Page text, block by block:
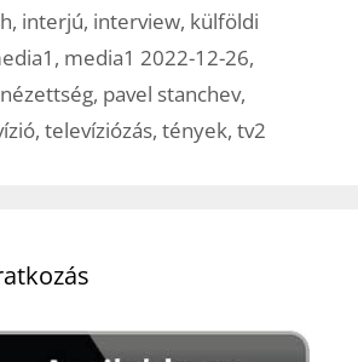
, interjú, interview, külföldi
, media1 2022-12-26,
nézettség, pavel stanchev,
, televíziózás, tények, tv2